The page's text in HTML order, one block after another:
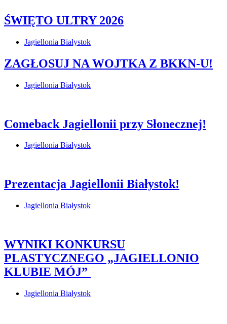
ŚWIĘTO ULTRY 2026
Jagiellonia Białystok
ZAGŁOSUJ NA WOJTKA Z BKKN-U!
Jagiellonia Białystok
Comeback Jagiellonii przy Słonecznej!
Jagiellonia Białystok
Prezentacja Jagiellonii Białystok!
Jagiellonia Białystok
WYNIKI KONKURSU
PLASTYCZNEGO „JAGIELLONIO
KLUBIE MÓJ”
Jagiellonia Białystok